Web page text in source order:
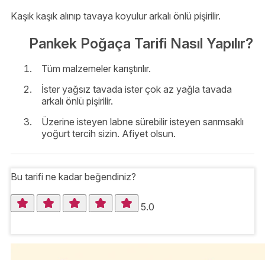
Kaşık kaşık alınıp tavaya koyulur arkalı önlü pişirilir.
Pankek Poğaça Tarifi Nasıl Yapılır?
Tüm malzemeler karıştırılır.
İster yağsız tavada ister çok az yağla tavada
arkalı önlü pişirilir.
Üzerine isteyen labne sürebilir isteyen sarımsaklı
yoğurt tercih sizin. Afiyet olsun.
Bu tarifi ne kadar beğendiniz?
5.0